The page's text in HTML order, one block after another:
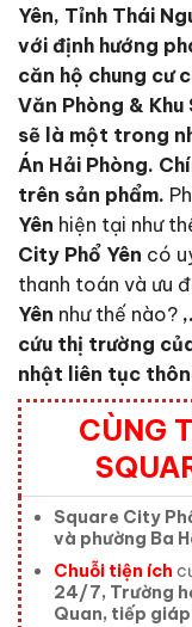
Yên, Tỉnh Thái
với định hướng
căn hộ chung cư
Văn Phòng &
sẽ là một trong
Án Hải Phòng.
trên sản phẩm.
Yên hiện tại như
City Phổ Yên có
thanh toán và ưu
Yên như thế nào?
cứu thị trường
nhật liên tục
CÙNG
Square City
và phường Ba
Chuỗi tiện ích
24/7, Trường
Quan, tiếp